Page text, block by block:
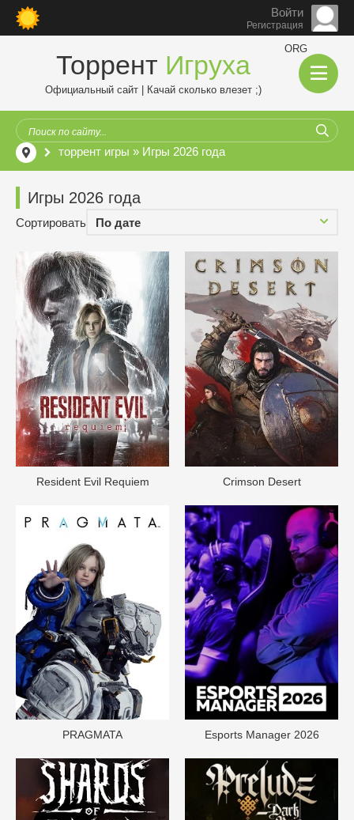
Войти
Регистрация
Торрент Игруха
ORG
Официальный сайт | Качай сколько влезет ;)
торрент игры » Игры 2026 года
Игры 2026 года
Сортировать По дате
Rеsident Evil Requiem Crimson Desert
PRAGMATA Esports Manager 2026